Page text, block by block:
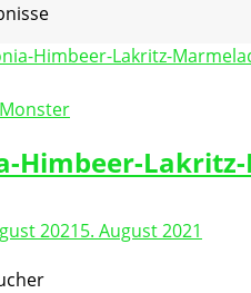
Himbeer-
20215. August 2021